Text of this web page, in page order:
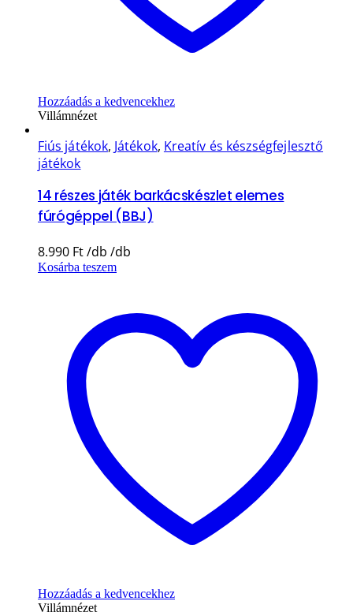
Hozzáadás a kedvencekhez
Villámnézet
Fiús játékok, Játékok, Kreatív és készségfejlesztő
játékok
14 részes játék barkácskészlet elemes
fúrógéppel (BBJ)
8.990 Ft
Kosárba teszem
Hozzáadás a kedvencekhez
Villámnézet